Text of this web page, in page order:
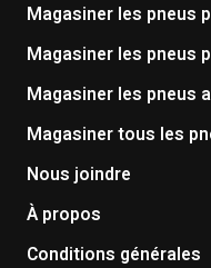
Magasiner les pneus
Magasiner les pneus
Magasiner les pneus
Magasiner tous les
Nous joindre
À propos
Conditions générales